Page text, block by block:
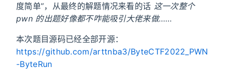
度简单”，从最终的解题情况来看的话 这一次整个
pwn 的出题好像都不咋能吸引大佬来做……
本次题目源码已经全部开源：
https://github.com/arttnba3/ByteCTF2022_PWN
-ByteRun